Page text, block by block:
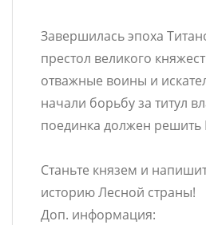
Завершилась эпоха
престол великого
отважные воины и
начали борьбу за титул
поединка должен решить
Станьте князем и
историю Лесной страны!
Доп. информация: